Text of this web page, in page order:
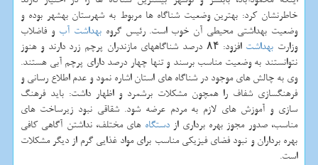
خاطرنشان كرد: بهترین وضعیت شناگاه ها مربوط به شهرستان بهشهر بوده و
وضعیت بهداشتی محیطی آن خوب است. رئیس گروهبهداشت آب و فاضلاب
وزارت بهداشت
افزود: ۸۴ درصد شناگاههای مازندران پرچم زرد دارند و هنوز
نتوانستند به وضعیت مناسب برسند و تنها چهار درصد دارای پرچم آبی هستند.
وی به چالش های موجود در شناگاه های استان اشاره نمود و عدم اطلاع رسانی و
فرهنگسازی شفاف را همچون مشكلات برشمرد و اظهار داشت: باید فرهنگ
سازی و آموزش های لازم به مردم عرضه شود. شقاقی نبود زیرساخت های
مناسب، صدور مجوز بهره برداری ازدستگاه های مختلف، نداشتن آگاهی كافی
بهره برداران و نبود فضای فیزیكی مناسب برای مواد غذایی گرم از دیگر مشكلات
است.